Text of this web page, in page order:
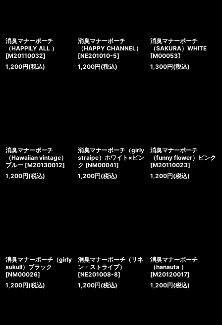
消臭マナーポーチ
（HAPPILY ALL ）
[M20110032]
1,200円(税込)
消臭マナーポーチ
（HAPPY CHANNEL）
[NE201010-5]
1,200円(税込)
消臭マナーポーチ
（SAKURA）WHITE
[M00053]
1,300円(税込)
消臭マナーポーチ
（Hawaiian vintage）
ブルー [M20130012]
1,200円(税込)
消臭マナーポーチ（girly
straipe）ホワイト×ピン
ク [NM00041]
1,200円(税込)
消臭マナーポーチ
（funny flower）ピンク
[M20110023]
1,200円(税込)
消臭マナーポーチ（girly
sukull）ブラック
[NM00026]
1,200円(税込)
消臭マナーポーチ（リネ
ン・ストライプ）
[NE201008-8]
1,200円(税込)
消臭マナーポーチ
（hanauta ）
[M20120017]
1,200円(税込)